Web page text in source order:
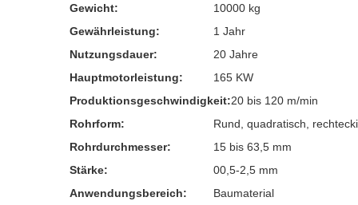
Gewicht:
10000 kg
Gewährleistung:
1 Jahr
Nutzungsdauer:
20 Jahre
Hauptmotorleistung:
165 KW
Produktionsgeschwindigkeit:20 bis 120 m/min
Rohrform:
Rund, quadratisch,
Rohrdurchmesser:
15 bis 63,5 mm
Stärke:
00,5-2,5 mm
Anwendungsbereich:
Baumaterial